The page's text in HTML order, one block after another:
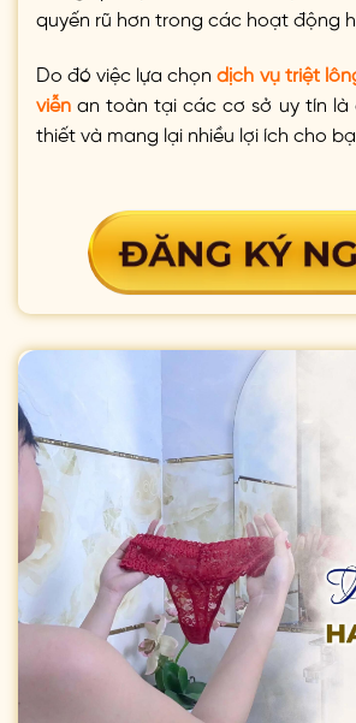
quyến rũ hơn trong các hoạt động
Do đó việc lựa chọndịch vụ triệt
viễn an toàn tại các cơ sở uy tín là
thiết và mang lại nhiều lợi ích cho